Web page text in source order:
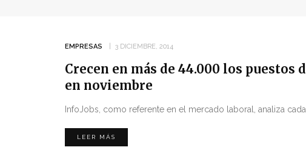
EMPRESAS 3 DICIEMBRE, 2014
Crecen en más de 44.000 los
en noviembre
InfoJobs, como referente en el mercado laboral, analiza
LEER MÁS